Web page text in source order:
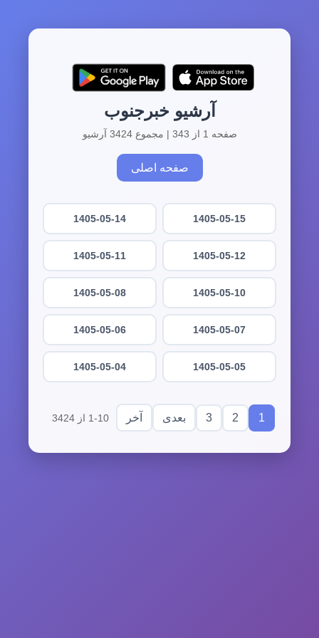
آرشیو خبرجنوب
صفحه 1 از 343 | مجموع 3424 آرشیو
صفحه اصلی
1405-05-15
1405-05-14
1405-05-12
1405-05-11
1405-05-10
1405-05-08
1405-05-07
1405-05-06
1405-05-05
1405-05-04
1
2
3 بعدی آخر 1-10 از 3424